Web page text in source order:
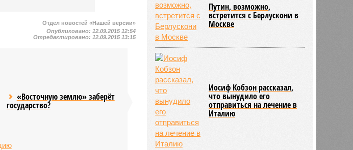
Отдел новостей «Нашей версии»
Опубликовано: 12.09.2015 12:54
Отредактировано: 12.09.2015 13:15
«Восточную землю» заберёт
государство?
Путин, возможно,
встретится с Берлускони в
Москве
Иосиф Кобзон рассказал,
что вынудило его
отправиться на лечение в
Италию